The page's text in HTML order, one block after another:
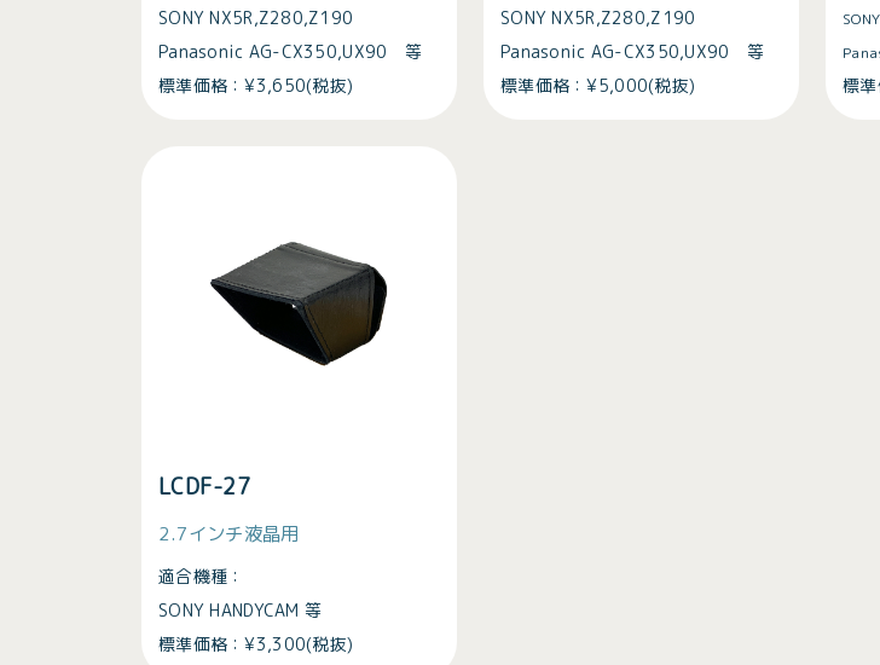
SONY NX5R,Z280,Z190
Panasonic AG-CX350,UX90 等
標準価格：¥3,650(税抜)
SONY NX5R,Z280,Z190
Panasonic AG-CX350,UX90 等
標準価格：¥5,000(税抜)
標
LCDF-27
2.7インチ液晶用
適合機種：
SONY HANDYCAM 等
標準価格：¥3,300(税抜)